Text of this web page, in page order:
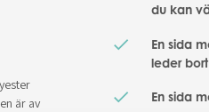
är av
du kan
En sida
leder
En sida